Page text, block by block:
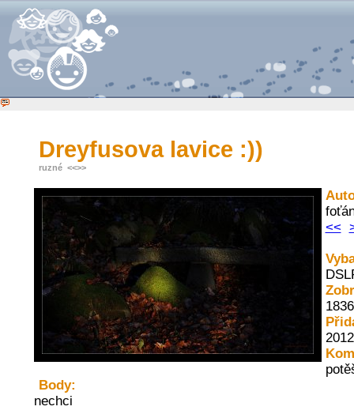
Dreyfusova lavice :))
ruzné <<>>
<<
1836
Body:
nechci